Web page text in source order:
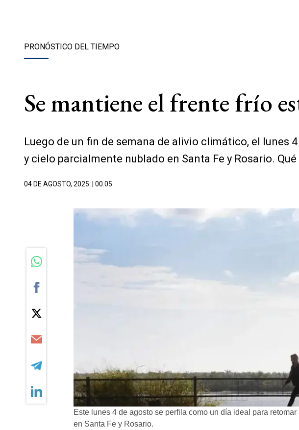
PRONÓSTICO DEL TIEMPO
Se mantiene el frente frío
Luego de un fin de semana de alivio climático, el lunes
y cielo parcialmente nublado en Santa Fe y Rosario.
04 DE AGOSTO, 2025 | 00.05
Este lunes 4 de agosto se perfila como un día ideal para
en Santa Fe y Rosario.